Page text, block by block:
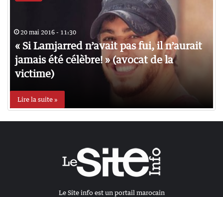
20 mai 2016 - 11:30
« Si Lamjarred n’avait pas fui, il n’aurait
jamais été célèbre! » (avocat de la
victime)
Lire la suite »
Le Site info est un portail marocain